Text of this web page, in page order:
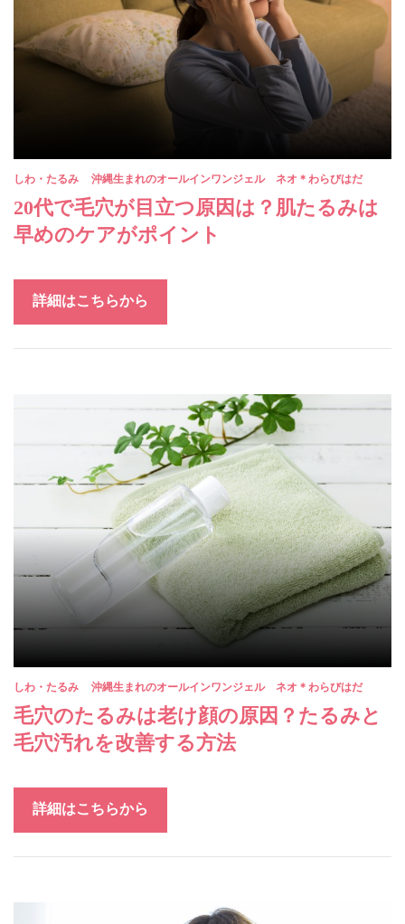
しわ・たるみ 沖縄生まれのオールインワンジェル ネオ＊わらびはだ
20代で毛穴が目立つ原因は？肌たるみは
早めのケアがポイント
詳細はこちらから
しわ・たるみ 沖縄生まれのオールインワンジェル ネオ＊わらびはだ
毛穴のたるみは老け顔の原因？たるみと
毛穴汚れを改善する方法
詳細はこちらから